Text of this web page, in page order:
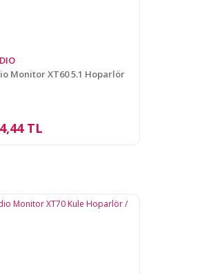
Monitor XT60 5.1 Hoparlör
TL